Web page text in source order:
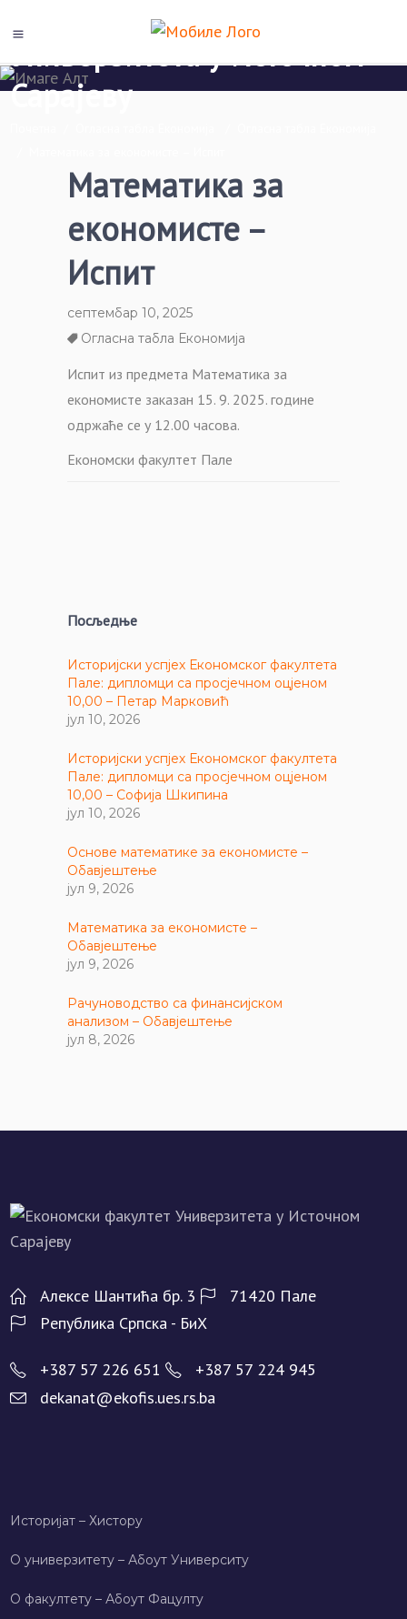
Економски факултет Пале
Сарајеву
Математика за
економисте –
Испит
септембар 10, 2025
Огласна табла Економија
Испит из предмета Математика за
економисте заказан 15. 9. 2025. године
одржаће се у 12.00 часова.
Економски факултет Пале
Посљедње
Историјски успјех Економског факултета
Пале: дипломци са просјечном оцјеном
10,00 – Петар Марковић
јул 10, 2026
Историјски успјех Економског факултета
Пале: дипломци са просјечном оцјеном
10,00 – Софија Шкипина
јул 10, 2026
Основе математике за економисте –
Обавјештење
јул 9, 2026
Математика за економисте –
Обавјештење
јул 9, 2026
Рачуноводство са финансијском
анализом – Обавјештење
јул 8, 2026
Алeксe Шантића бр. 3
71420 Палe
Рeпублика Српска - БиХ
+387 57 226 651
+387 57 224 945
dekanat@ekofis.ues.rs.ba
Историјат – Хисторy
О универзитету – Абоут Университy
О факултету – Абоут Фацултy